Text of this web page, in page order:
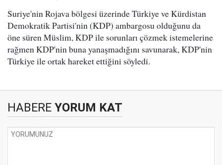
Suriye'nin Rojava bölgesi üzerinde Türkiye ve Kürdistan
Demokratik Partisi'nin (KDP) ambargosu olduğunu da
öne süren Müslim, KDP ile sorunları çözmek istemelerine
rağmen KDP'nin buna yanaşmadığını savunarak, KDP'nin
Türkiye ile ortak hareket ettiğini söyledi.
HABERE YORUM KAT